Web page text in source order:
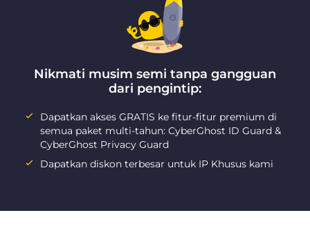
Nikmati musim semi tanpa gangguan
dari pengintip:
Dapatkan akses GRATIS ke fitur-fitur premium di
semua paket multi-tahun: CyberGhost ID Guard &
CyberGhost Privacy Guard
Dapatkan diskon terbesar untuk IP Khusus kami